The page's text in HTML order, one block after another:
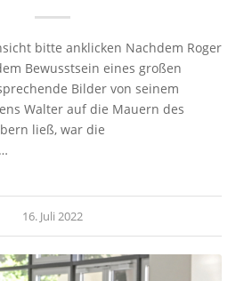
bitte anklicken Nachdem Roger
Bewusstsein eines großen
Bilder von seinem
Walter auf die Mauern des
ließ, war die
16. Juli 2022